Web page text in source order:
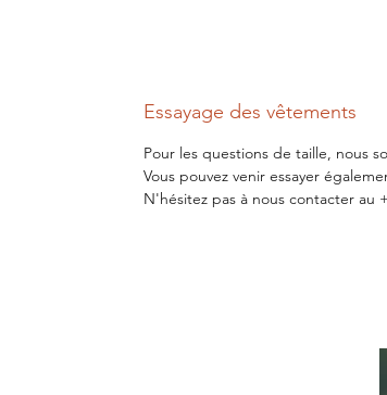
Essayage des vêtements
Pour les questions de taille, nous
Vous pouvez venir essayer
N'hésitez pas à nous contacter au